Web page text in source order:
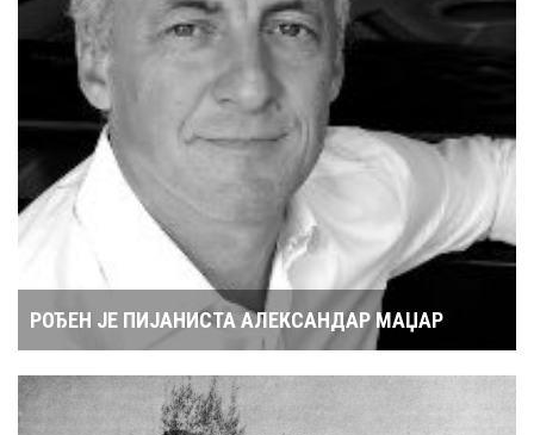
РОЂЕН ЈЕ ПИЈАНИСТА АЛЕКСАНДАР МАЏАР